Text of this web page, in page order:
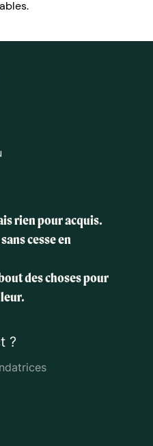
rien pour acquis.
cesse en
des chosespour
?